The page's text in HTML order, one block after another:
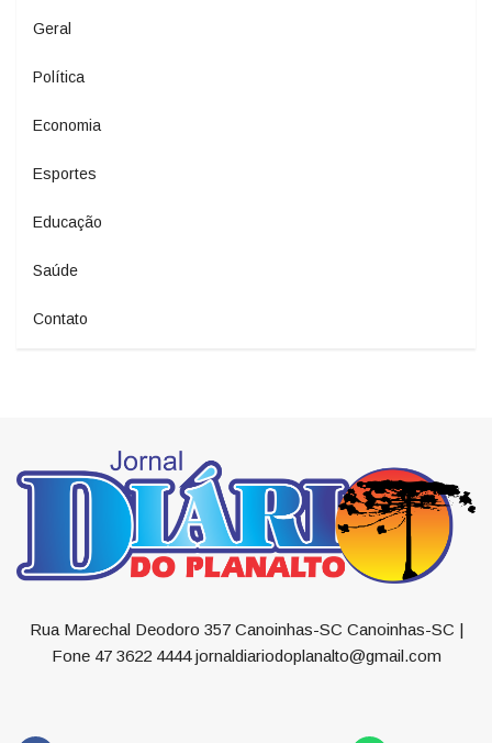
Geral
Política
Economia
Esportes
Educação
Saúde
Contato
Rua Marechal Deodoro 357 Canoinhas-SC Canoinhas-SC |
Fone 47 3622 4444 jornaldiariodoplanalto@gmail.com